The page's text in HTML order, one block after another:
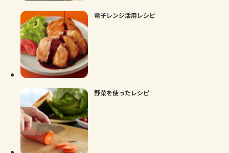
電子レンジ活用レシピ
野菜を使ったレシピ